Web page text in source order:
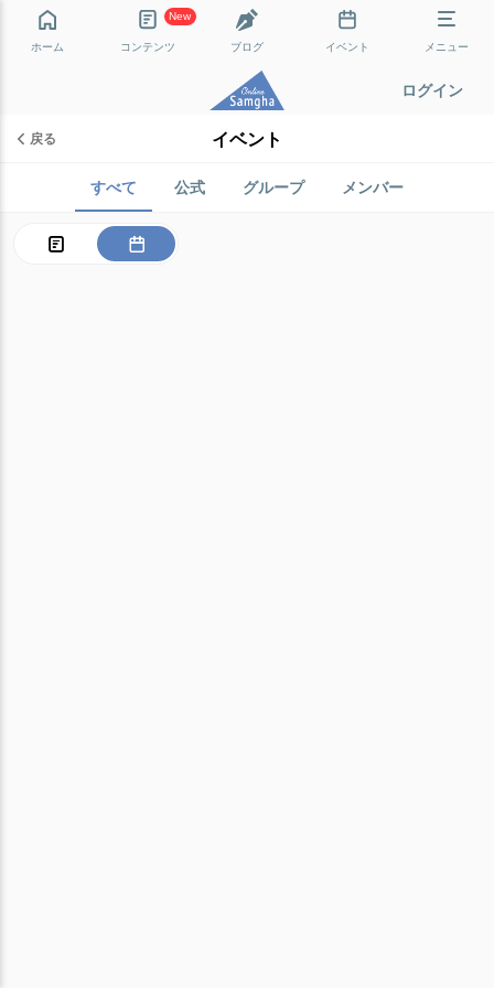
ホーム
New
コンテンツ ブログ イベント メニュー
ログイン
戻る イベント
すべて 公式 グループ メンバー